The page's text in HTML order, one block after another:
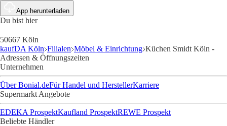
App herunterladen
Du bist hier
50667 Köln
kaufDA Köln Filialen Möbel & Einrichtung Küchen Smidt Köln -
Adressen & Öffnungszeiten
Unternehmen
Über Bonial.deFür Handel und HerstellerKarriere
Supermarkt Angebote
EDEKA ProspektKaufland ProspektREWE Prospekt
Beliebte Händler